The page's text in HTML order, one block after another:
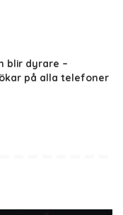
blir dyrare –
på alla telefoner